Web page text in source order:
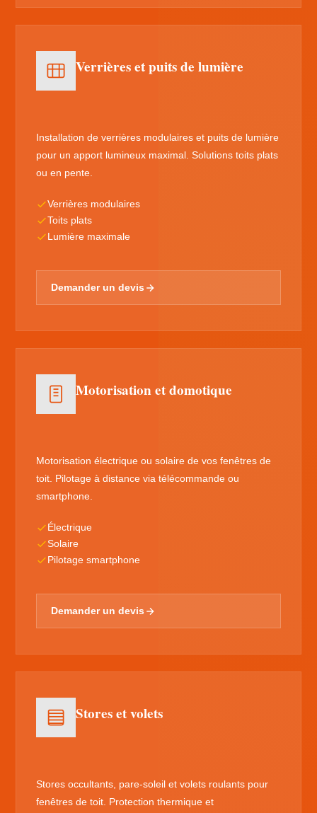
Verrières et puits de lumière
Installation de verrières modulaires et puits de lumière
pour un apport lumineux maximal. Solutions toits plats
ou en pente.
Verrières modulaires
Toits plats
Lumière maximale
Demander un devis
Motorisation et domotique
Motorisation électrique ou solaire de vos fenêtres de
toit. Pilotage à distance via télécommande ou
smartphone.
Électrique
Solaire
Pilotage smartphone
Demander un devis
Stores et volets
Stores occultants, pare-soleil et volets roulants pour
fenêtres de toit. Protection thermique et